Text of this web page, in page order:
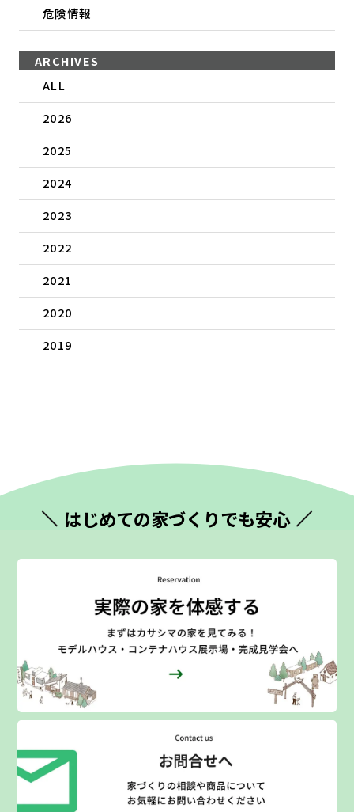
危険情報
ARCHIVES
ALL
2026
2025
2024
2023
2022
2021
2020
2019
はじめての家づくりでも安心